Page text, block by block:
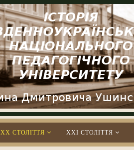
XX СТОЛІТТЯ XXІ СТОЛІТТЯ